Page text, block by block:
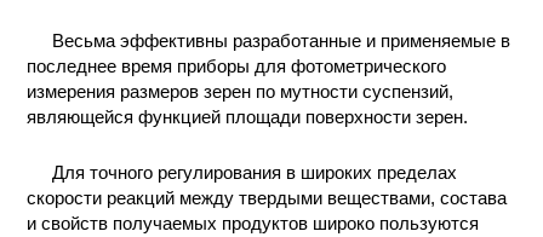
КОНТАКТЫ
Весьма эффективны разработанные и применяемые в
последнее время приборы для фотометрического
измерения размеров зерен по мутности суспензий,
являющейся функцией площади поверхности зерен.
Для точного регулирования в широких пределах
скорости реакций между твердыми веществами, состава
и свойств получаемых продуктов широко пользуются